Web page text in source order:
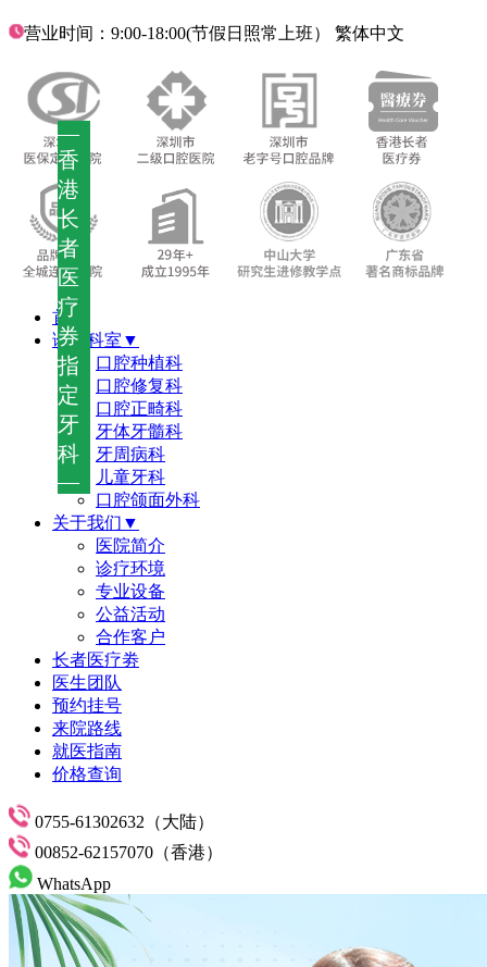
—
香
港
长
者
医
疗
券
指
定
牙
科
—
营业时间：9:00-18:00(节假日照常上班） 繁体中文
首页
诊疗科室▼
口腔种植科
口腔修复科
口腔正畸科
牙体牙髓科
牙周病科
儿童牙科
口腔颌面外科
关于我们▼
医院简介
诊疗环境
专业设备
公益活动
合作客户
长者医疗劵
医生团队
预约挂号
来院路线
就医指南
价格查询
0755-61302632（大陆）
00852-62157070（香港）
WhatsApp